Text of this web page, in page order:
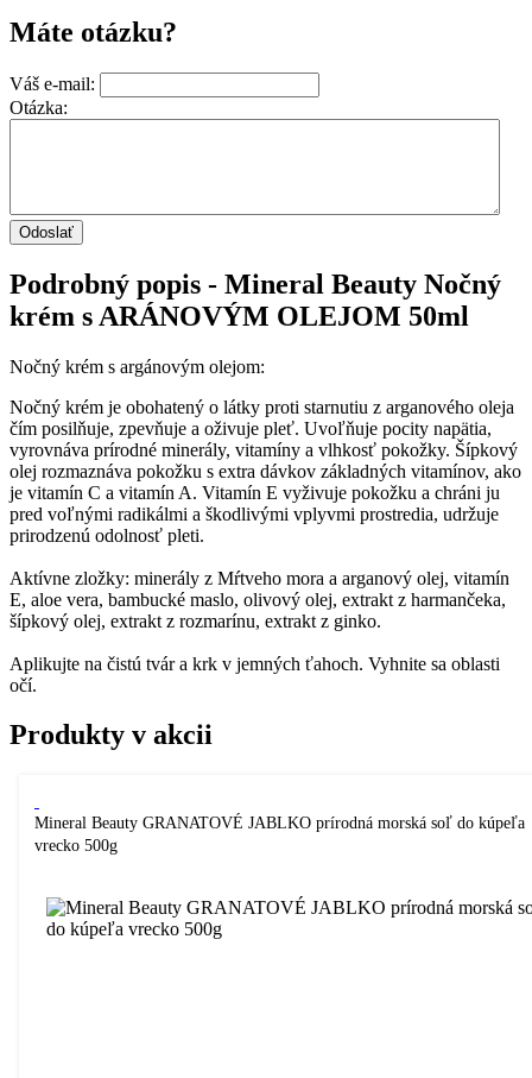
Máte otázku?
Váš e-mail:
Otázka:
Podrobný popis - Mineral Beauty Nočný
krém s ARÁNOVÝM OLEJOM 50ml
Nočný krém s argánovým olejom:
Nočný krém je obohatený o látky proti starnutiu z arganového oleja
čím posilňuje, zpevňuje a oživuje pleť. Uvoľňuje pocity napätia,
vyrovnáva prírodné minerály, vitamíny a vlhkosť pokožky. Šípkový
olej rozmaznáva pokožku s extra dávkov základných vitamínov, ako
je vitamín C a vitamín A. Vitamín E vyživuje pokožku a chráni ju
pred voľnými radikálmi a škodlivými vplyvmi prostredia, udržuje
prirodzenú odolnosť pleti.
Aktívne zložky: minerály z Mŕtveho mora a arganový olej, vitamín
E, aloe vera, bambucké maslo, olivový olej, extrakt z harmančeka,
šípkový olej, extrakt z rozmarínu, extrakt z ginko.
Aplikujte na čistú tvár a krk v jemných ťahoch. Vyhnite sa oblasti
očí.
Produkty v akcii
Mineral Beauty GRANATOVÉ JABLKO prírodná morská soľ do kúpeľa
vrecko 500g